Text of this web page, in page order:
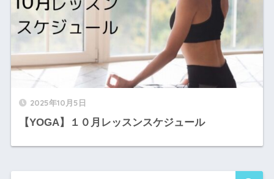
2025年10月5日
【YOGA】１０月レッスンスケジュール